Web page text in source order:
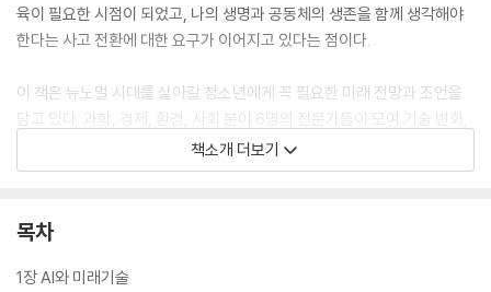
육이 필요한 시점이 되었고, 나의 생명과 공동체의 생존을 함께 생각해야
한다는 사고 전환에 대한 요구가 이어지고 있다는 점이다.
이 책은 뉴노멀 시대를 살아갈 청소년에게 꼭 필요한 미래 전망과 조언을
담고 있다. 과학, 경제, 환경, 사회 분야 6명의 전문가들이 모여 기술 변화,
기후환경, 에너지 위기, 대량 소비, 의료 불평등, 혐오와 인권 등 우리가 당
면한 현실을 들려주며 미래를 위해 무엇을 할 것인가를 이야기한다. 청소
연결하는 질문을 던지며 지역 사회와 세계에서 벌어지는 문제가 ‘나와 우
것이다.
책소개 더보기
목차
1장 AI와 미래기술